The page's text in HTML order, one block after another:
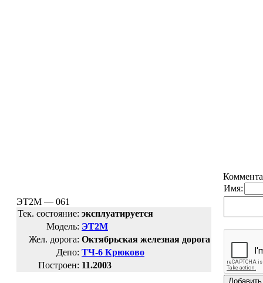
ЭТ2М — 061
Тек. состояние: эксплуатируется
Модель: ЭТ2М
Жел. дорога: Октябрьская железная дорога
Депо: ТЧ-6 Крюково
Построен: 11.2003
Имя: